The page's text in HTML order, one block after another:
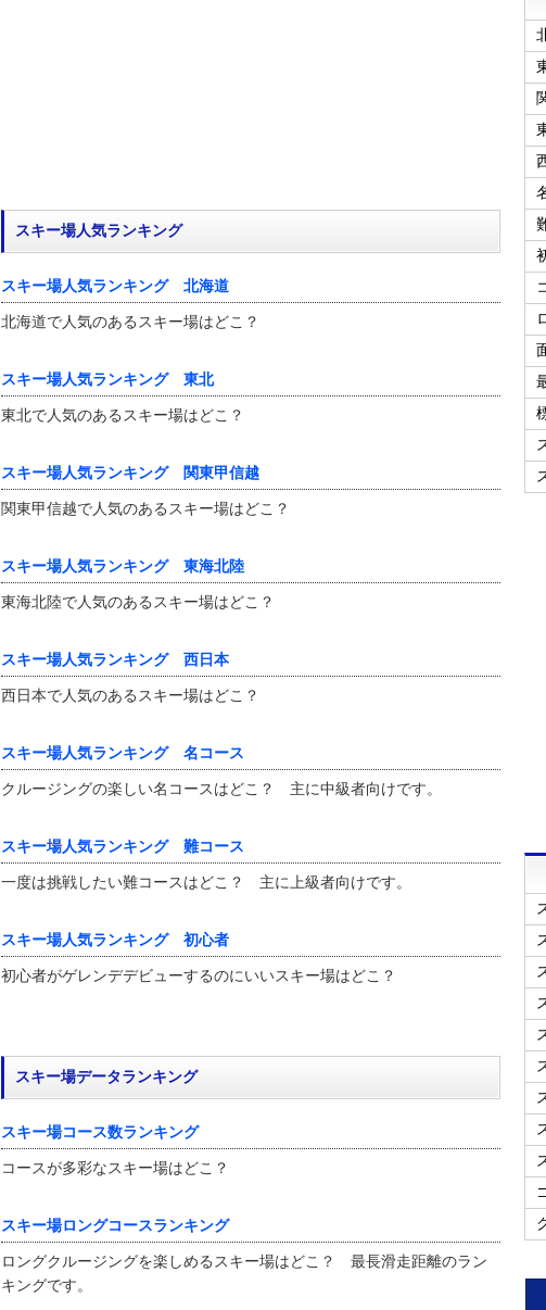
スキー場人気ランキング
スキー場人気ランキング 北海道
北海道で人気のあるスキー場はどこ？
スキー場人気ランキング 東北
東北で人気のあるスキー場はどこ？
スキー場人気ランキング 関東甲信越
関東甲信越で人気のあるスキー場はどこ？
スキー場人気ランキング 東海北陸
東海北陸で人気のあるスキー場はどこ？
スキー場人気ランキング 西日本
西日本で人気のあるスキー場はどこ？
スキー場人気ランキング 名コース
クルージングの楽しい名コースはどこ？ 主に中級者向けです。
スキー場人気ランキング 難コース
一度は挑戦したい難コースはどこ？ 主に上級者向けです。
スキー場人気ランキング 初心者
初心者がゲレンデデビューするのにいいスキー場はどこ？
スキー場データランキング
スキー場コース数ランキング
コースが多彩なスキー場はどこ？
スキー場ロングコースランキング
ロングクルージングを楽しめるスキー場はどこ？ 最長滑走距離のラン
キングです。